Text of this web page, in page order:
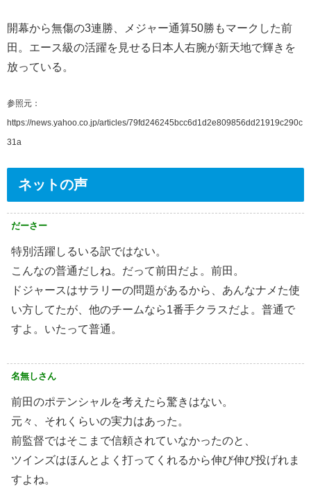
開幕から無傷の3連勝、メジャー通算50勝もマークした前
田。エース級の活躍を見せる日本人右腕が新天地で輝きを
放っている。
参照元：
https://news.yahoo.co.jp/articles/79fd246245bcc6d1d2e809856dd21919c290c
31a
ネットの声
だーさー
特別活躍しるいる訳ではない。
こんなの普通だしね。だって前田だよ。前田。
ドジャースはサラリーの問題があるから、あんなナメた使
い方してたが、他のチームなら1番手クラスだよ。普通で
すよ。いたって普通。
名無しさん
前田のポテンシャルを考えたら驚きはない。
元々、それくらいの実力はあった。
前監督ではそこまで信頼されていなかったのと、
ツインズはほんとよく打ってくれるから伸び伸び投げれま
すよね。